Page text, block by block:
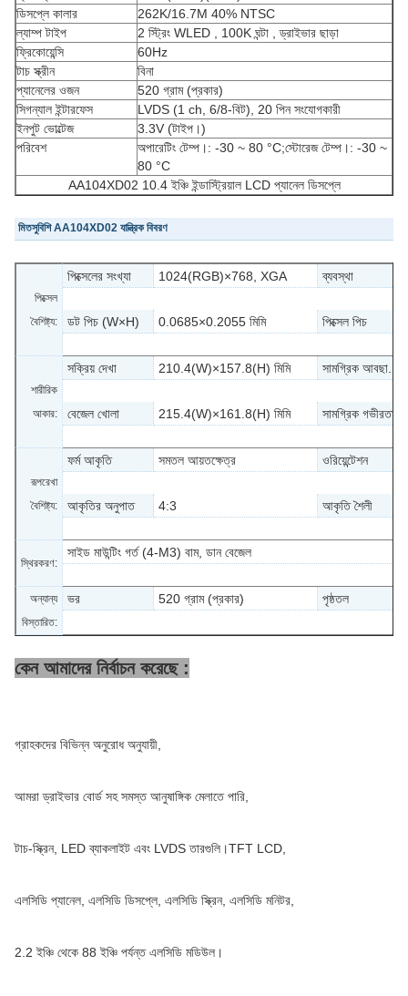
ডিসপ্লে কালার
262K/16.7M 40% NTSC
ল্যাম্প টাইপ
2 স্ট্রিং WLED , 100K ঘন্টা , ড্রাইভার ছাড়া
ফ্রিকোয়েন্সি
60Hz
টাচ স্ক্রীন
বিনা
প্যানেলের ওজন
520 গ্রাম (প্রকার)
সিগন্যাল ইন্টারফেস
LVDS (1 ch, 6/8-বিট), 20 পিন সংযোগকারী
ইনপুট ভোল্টেজ
3.3V (টাইপ।)
পরিবেশ
অপারেটিং টেম্প।: -30 ~ 80 °C;স্টোরেজ টেম্প।: -30 ~
80 °C
AA104XD02 10.4 ইঞ্চি ইন্ডাস্ট্রিয়াল LCD প্যানেল ডিসপ্লে
মিতসুবিশি AA104XD02 যান্ত্রিক বিবরণ
পিক্সেল
বৈশিষ্ট্য:
পিক্সেলের সংখ্যা 1024(RGB)×768, XGA ব্যবস্থা
ডট পিচ (W×H) 0.0685×0.2055 মিমি
পিক্সেল পিচ
শারীরিক
আকার:
সক্রিয় দেখা 210.4(W)×157.8(H) মিমি সামগ্রিক আবছা.
বেজেল খোলা 215.4(W)×161.8(H) মিমি সামগ্রিক গভীরতা
রূপরেখা
বৈশিষ্ট্য:
ফর্ম আকৃতি সমতল আয়তক্ষেত্র ওরিয়েন্টেশন
আকৃতির অনুপাত
4:3 আকৃতি শৈলী
স্থিরকরণ:
সাইড মাউন্টিং গর্ত (4-M3) বাম, ডান বেজেল
অন্যান্য
বিস্তারিত:
ভর 520 গ্রাম (প্রকার) পৃষ্ঠতল
কেন আমাদের নির্বাচন করেছে :
গ্রাহকদের বিভিন্ন অনুরোধ অনুযায়ী,
আমরা ড্রাইভার বোর্ড সহ সমস্ত আনুষাঙ্গিক মেলাতে পারি,
টাচ-স্ক্রিন, LED ব্যাকলাইট এবং LVDS তারগুলি।TFT LCD,
এলসিডি প্যানেল, এলসিডি ডিসপ্লে, এলসিডি স্ক্রিন, এলসিডি মনিটর,
2.2 ইঞ্চি থেকে 88 ইঞ্চি পর্যন্ত এলসিডি মডিউল।